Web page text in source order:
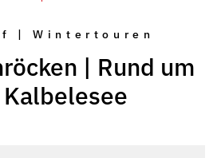
| Wintertouren
| Rund um